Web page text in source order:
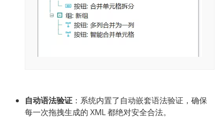
自动语法验证 ：系统内置了自动嵌套语法验证，确保
每一次拖拽生成的 XML 都绝对安全合法。